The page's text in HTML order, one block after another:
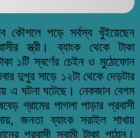
কৌশলে পড়ে সর্বস্ব খুঁইয়েছেন
স্ত্রী। ব্যাংক থেকে টাকা
১টি স্বর্ণের চেইন ও মুঠোফোন
দুপুর সাড়ে ১২টা থেকে দেড়টার
এ ঘটনা ঘটেছে। নেকজান বেগম
গ্রামের পাগলা পাড়ার প্রবাসী
জনতা ব্যাংক সরাইল শাখায়
প্রবাসী স্বামী টাকা পাঠান।